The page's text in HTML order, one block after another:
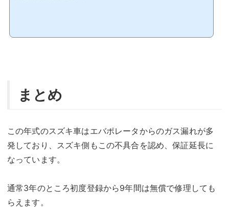
まとめ
この年式のスズキ車はエバポレータからのガス漏れが多
発しており、スズキ側もこの不具合を認め、保証延長に
なっています。
通常3年のところ初度登録から9年間は無償で修理しても
らえます。